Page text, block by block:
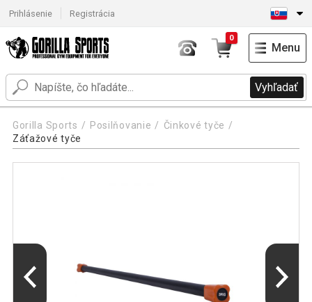
Prihlásenie Registrácia
Vyhľadať
0
Menu
Gorilla Sports Posilňovanie
Činkové tyče
Záťažové tyče